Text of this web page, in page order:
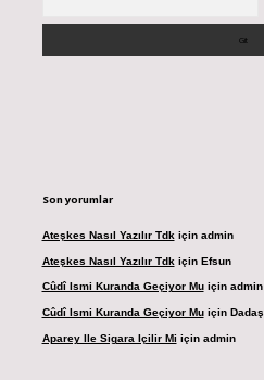
Son yorumlar
Ateşkes Nasıl Yazılır Tdk için admin
Ateşkes Nasıl Yazılır Tdk için Efsun
Cûdî Ismi Kuranda Geçiyor Muiçin admin
Cûdî Ismi Kuranda Geçiyor Muiçin Dadaş
Aparey Ile Sigara Içilir Mi için admin